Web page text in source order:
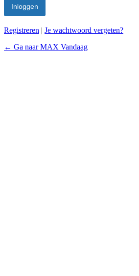
Registreren | Je wachtwoord vergeten?
← Ga naar MAX Vandaag